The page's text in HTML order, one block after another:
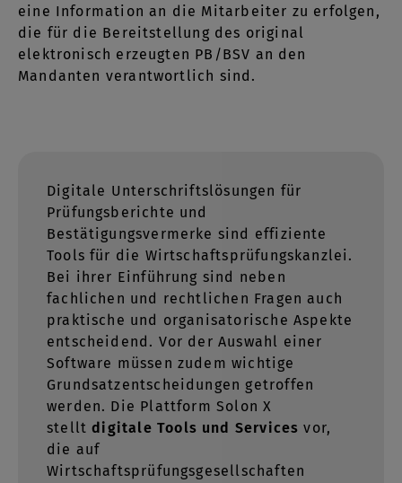
eine Information an die Mitarbeiter zu erfolgen,
die für die Bereitstellung des original
elektronisch erzeugten PB/BSV an den
Mandanten verantwortlich sind.
Digitale Unterschriftslösungen für
Prüfungsberichte und
Bestätigungsvermerke sind effiziente
Tools für die Wirtschaftsprüfungskanzlei.
Bei ihrer Einführung sind neben
fachlichen und rechtlichen Fragen auch
praktische und organisatorische Aspekte
entscheidend. Vor der Auswahl einer
Software müssen zudem wichtige
Grundsatzentscheidungen getroffen
werden. Die Plattform Solon X
stelltdigitale Tools und Services vor,
die auf
Wirtschaftsprüfungsgesellschaften